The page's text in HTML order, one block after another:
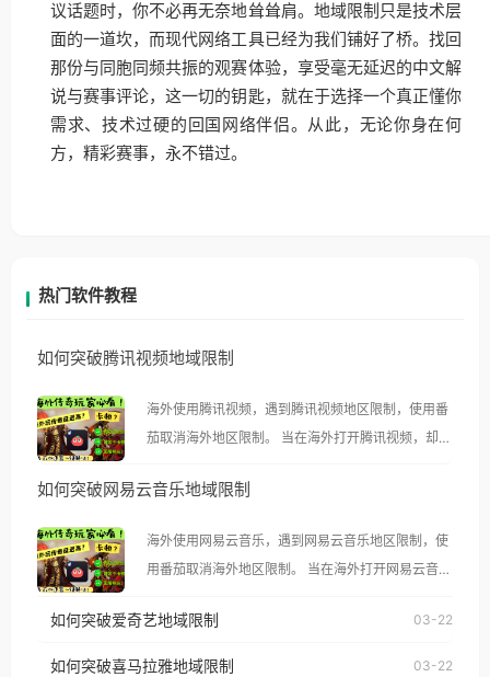
议话题时，你不必再无奈地耸耸肩。地域限制只是技术层
面的一道坎，而现代网络工具已经为我们铺好了桥。找回
那份与同胞同频共振的观赛体验，享受毫无延迟的中文解
说与赛事评论，这一切的钥匙，就在于选择一个真正懂你
需求、技术过硬的回国网络伴侣。从此，无论你身在何
方，精彩赛事，永不错过。
热门软件教程
如何突破腾讯视频地域限制
海外使用腾讯视频，遇到腾讯视频地区限制，使用番
茄取消海外地区限制。 当在海外打开腾讯视频，却突
示语。 海外用户如香港、澳门、台湾、美国、加拿
像其他音乐平台一样，出现地区及版权限制问题，且
仅能在中国大陆地区播放。 遇到这个问题的朋友们，
使用番茄回国加速器，即可解决「海外用户收听腾讯
台湾、美国、加拿大、澳大利亚、欧洲等国家和地区
如何突破网易云音乐地域限制
海外使用网易云音乐，遇到网易云音乐地区限制，使
用番茄取消海外地区限制。 当在海外打开网易云音
播放”的提示语。 海外用户如香港、澳门、台湾、美
国、加拿大、澳大利亚、欧洲等国家和地区时，网易
如何突破爱奇艺地域限制 03-22
如何突破喜马拉雅地域限制 03-22